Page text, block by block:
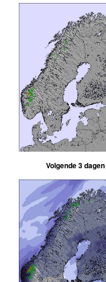
Volgende 3 dagen